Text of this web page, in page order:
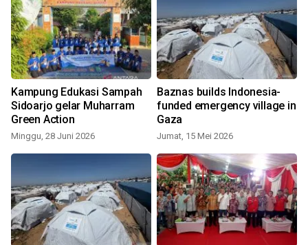
Kampung Edukasi Sampah
Sidoarjo gelar Muharram
Green Action
Minggu, 28 Juni 2026
Baznas builds Indonesia-
funded emergency village in
Gaza
Jumat, 15 Mei 2026